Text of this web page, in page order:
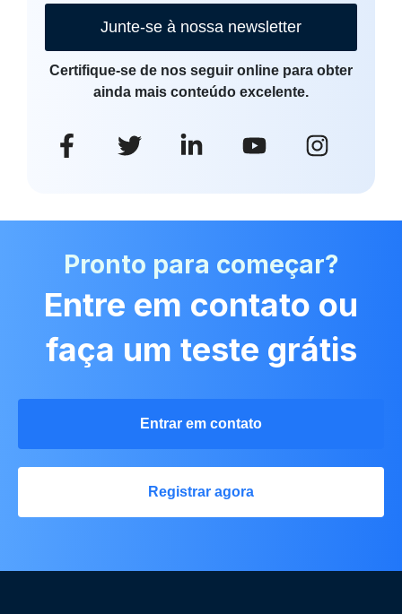
Junte-se à nossa newsletter
Certifique-se de nos seguir online para obter
ainda mais conteúdo excelente.
Pronto para começar?
Entre em contato ou
faça um teste grátis
Entrar em contato
Registrar agora